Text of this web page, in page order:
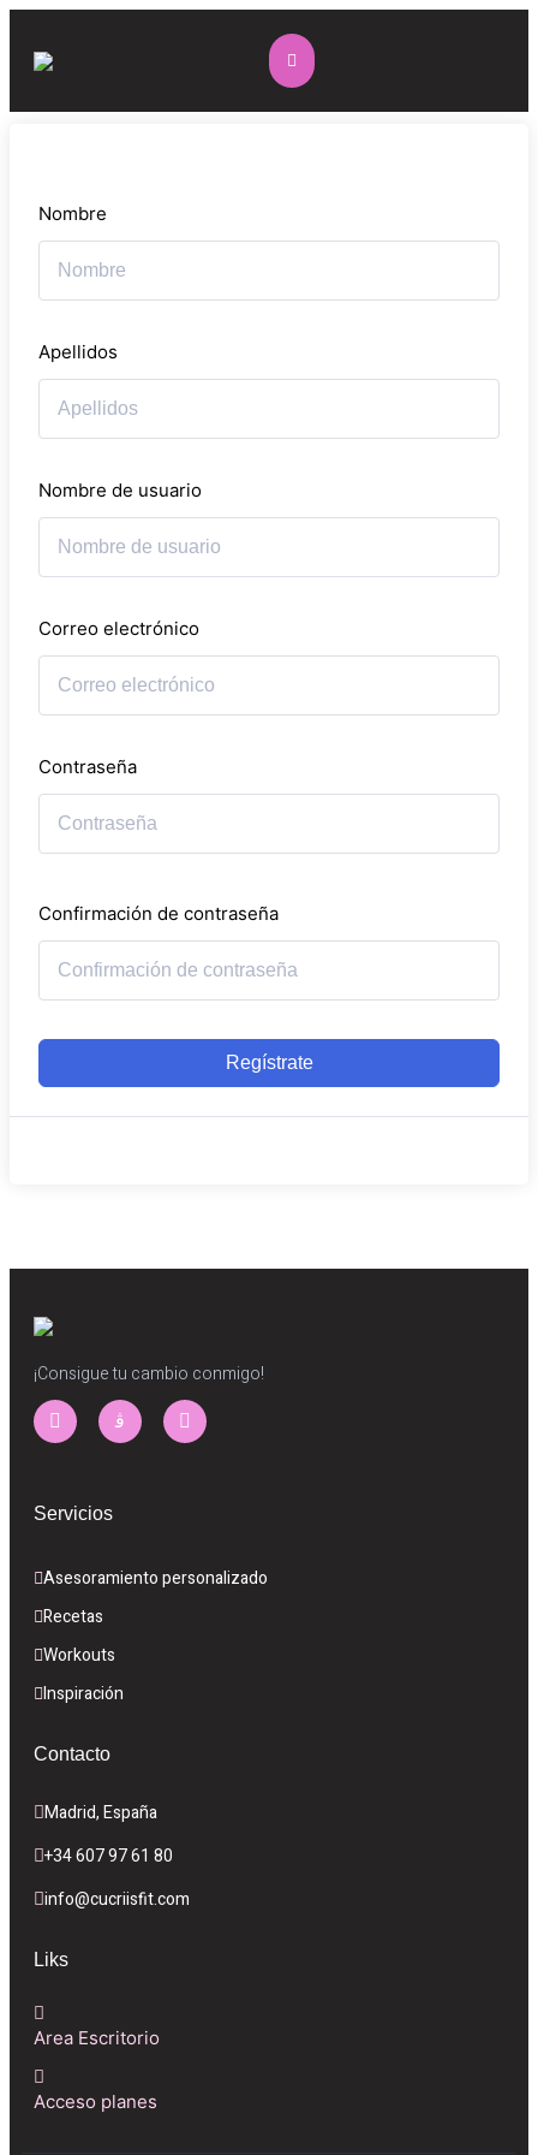
Nombre
Apellidos
Nombre de usuario
Correo electrónico
Contraseña
Confirmación de contraseña
Regístrate
¡Consigue tu cambio conmigo!
Servicios
Asesoramiento personalizado
Recetas
Workouts
Inspiración
Contacto
Madrid, España
+34 607 97 61 80
info@cucriisfit.com
Liks
Area Escritorio
Acceso planes